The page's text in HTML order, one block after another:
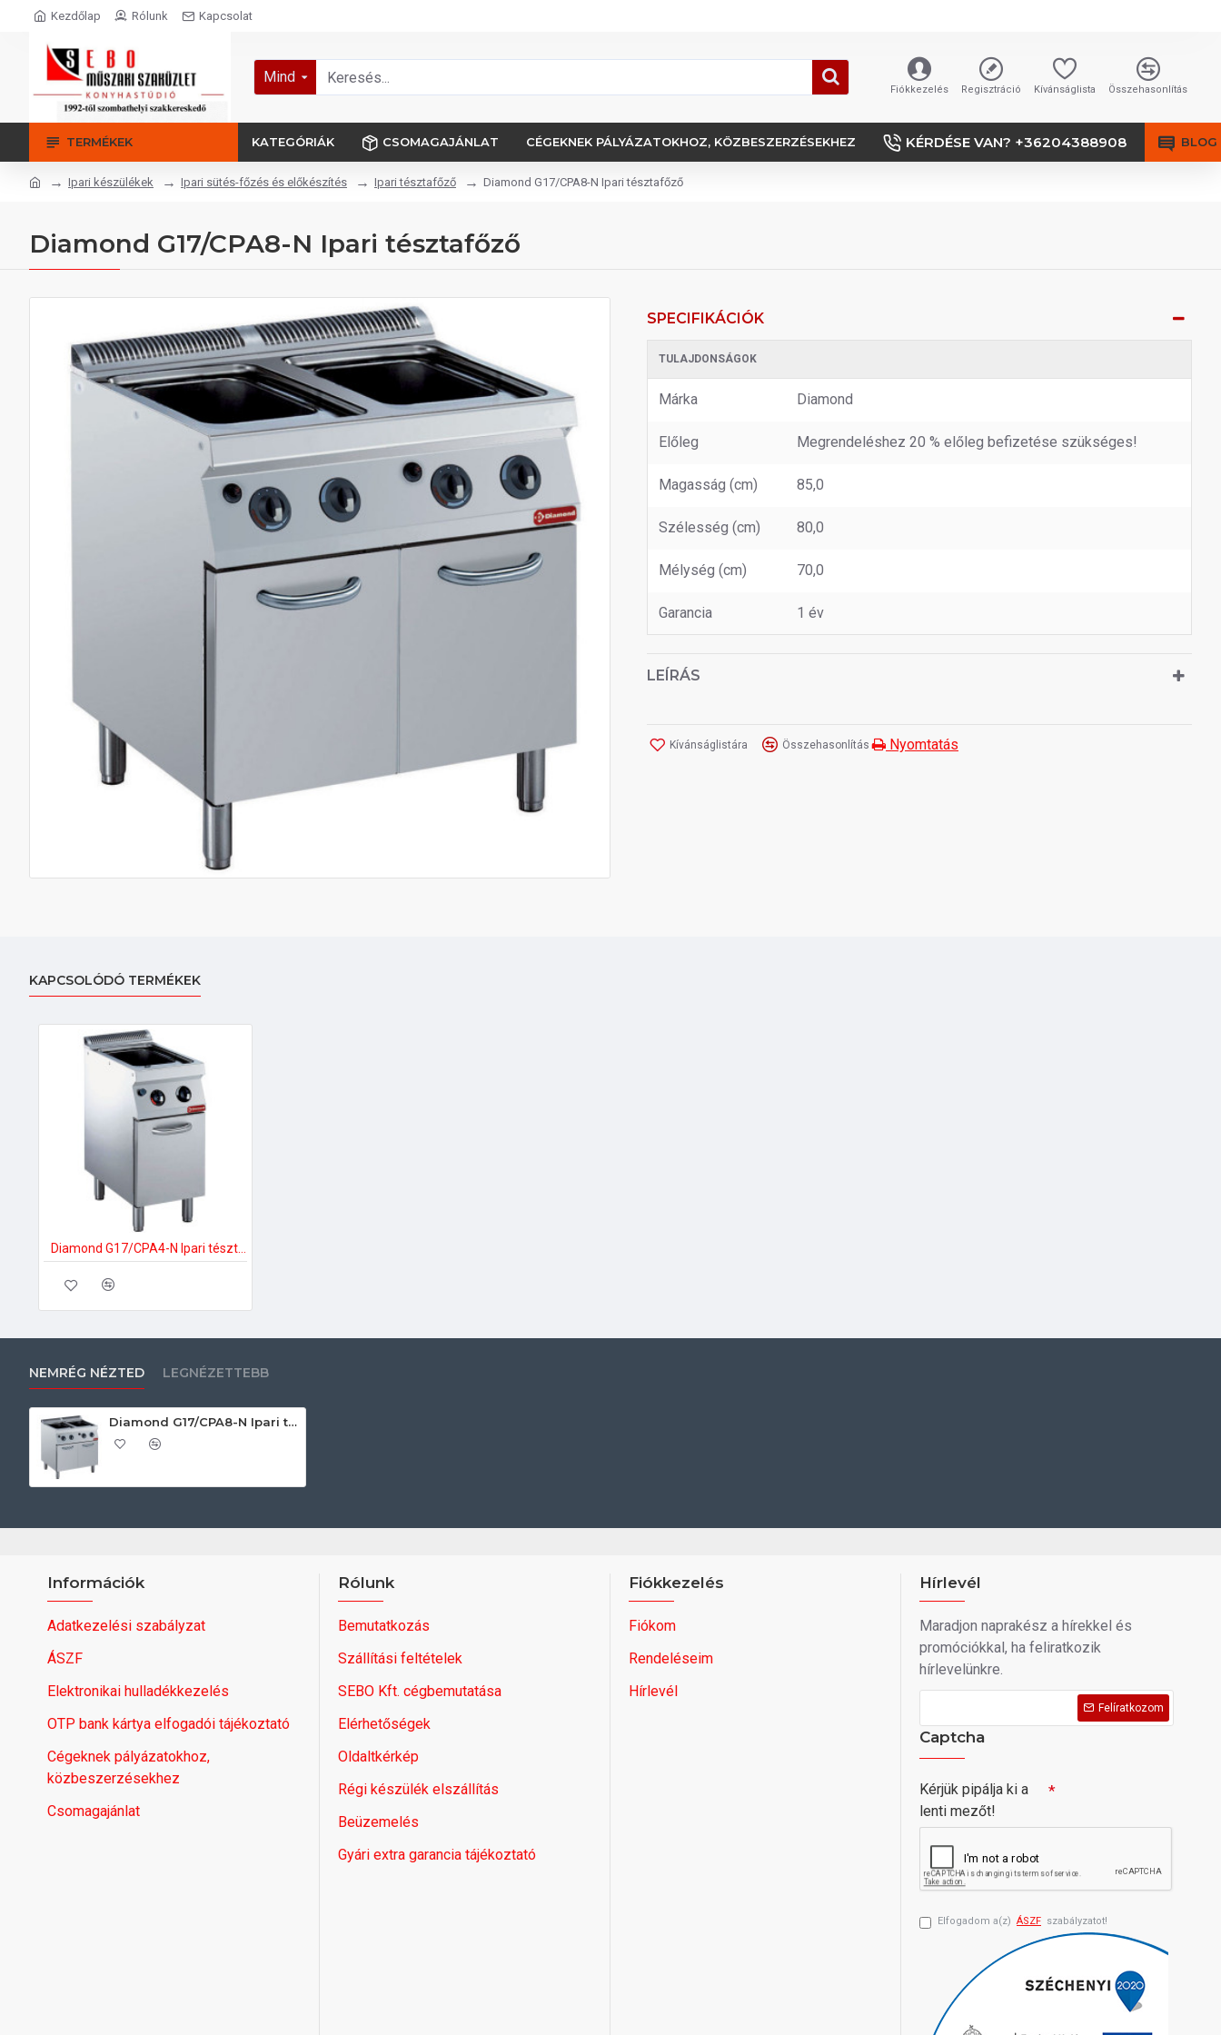
Kezdőlap Rólunk Kapcsolat
Mind
Fiókkezelés Regisztráció Kívánságlista Összehasonlítás
TERMÉKEK KATEGÓRIÁK CSOMAGAJÁNLAT CÉGEKNEK PÁLYÁZATOKHOZ, KÖZBESZERZÉSEKHEZ KÉRDÉSE VAN? +36204388908 BLOG
Ipari készülékek Ipari sütés-főzés és előkészítés Ipari tésztafőző Diamond G17/CPA8-N Ipari tésztafőző
Diamond G17/CPA8-N Ipari tésztafőző
SPECIFIKÁCIÓK
TULAJDONSÁGOK
Márka Diamond
Előleg Megrendeléshez 20 % előleg befizetése szükséges!
Magasság (cm) 85,0
Szélesség (cm) 80,0
Mélység (cm) 70,0
Garancia 1 év
LEÍRÁS
Kívánságlistára Összehasonlítás Nyomtatás
KAPCSOLÓDÓ TERMÉKEK
NEMRÉG NÉZTED LEGNÉZETTEBB
Diamond G17/CPA8-N Ipari tésztafőző
Információk
Adatkezelési szabályzat
ÁSZF
Elektronikai hulladékkezelés
OTP bank kártya elfogadói tájékoztató
Cégeknek pályázatokhoz,
közbeszerzésekhez
Csomagajánlat
Rólunk
Bemutatkozás
Szállítási feltételek
SEBO Kft. cégbemutatása
Elérhetőségek
Oldaltkérkép
Régi készülék elszállítás
Beüzemelés
Gyári extra garancia tájékoztató
Fiókkezelés
Fiókom
Rendeléseim
Hírlevél
Hírlevél
Maradjon naprakész a hírekkel és
promóciókkal, ha feliratkozik
hírlevelünkre.
Felíratkozom
Captcha
Kérjük pipálja ki a
lenti mezőt!
Elfogadom a(z) ÁSZF szabályzatot!